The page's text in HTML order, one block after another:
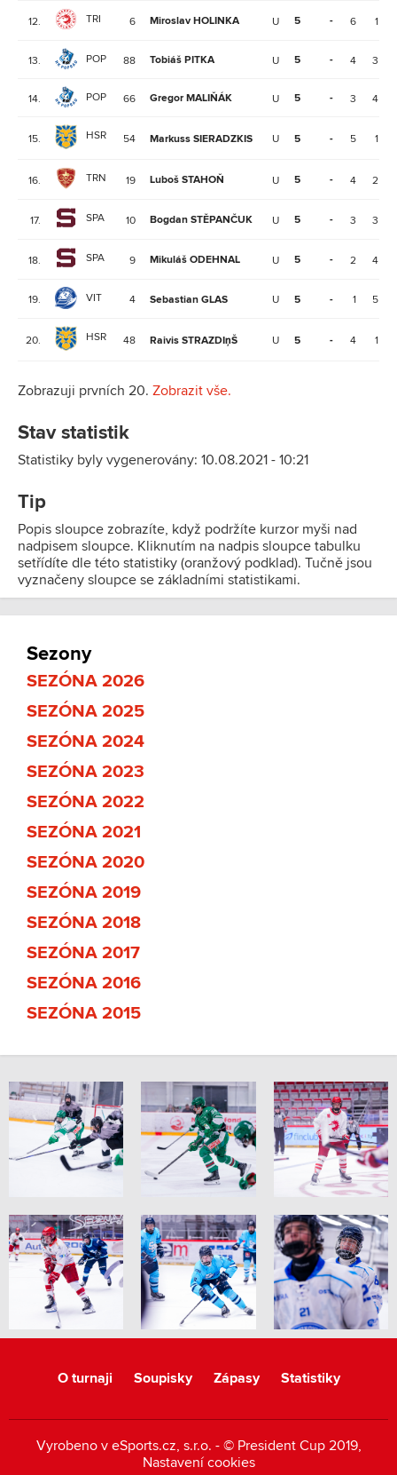
12. TRI 6 Miroslav HOLINKA U 5 - 6 1
13. POP 88 Tobiáš PITKA U 5 - 4 3
14. POP 66 Gregor MALIŇÁK U 5 - 3 4
15. HSR 54 Markuss SIERADZKIS U 5 - 5 1
16. TRN 19 Luboš STAHOŇ U 5 - 4 2
17. SPA 10 Bogdan STĚPANČUK U 5 - 3 3
18. SPA 9 Mikuláš ODEHNAL U 5 - 2 4
19. VIT 4 Sebastian GLAS U 5 - 1 5
20. HSR 48 Raivis STRAZDIņŠ U 5 - 4 1
Zobrazuji prvních 20. Zobrazit vše.
Stav statistik
Statistiky byly vygenerovány: 10.08.2021 - 10:21
Tip
Popis sloupce zobrazíte, když podržíte kurzor myši nad
nadpisem sloupce. Kliknutím na nadpis sloupce tabulku
setřídíte dle této statistiky (oranžový podklad). Tučně jsou
vyznačeny sloupce se základními statistikami.
Sezony
SEZÓNA 2026
SEZÓNA 2025
SEZÓNA 2024
SEZÓNA 2023
SEZÓNA 2022
SEZÓNA 2021
SEZÓNA 2020
SEZÓNA 2019
SEZÓNA 2018
SEZÓNA 2017
SEZÓNA 2016
SEZÓNA 2015
O turnaji Soupisky Zápasy Statistiky
Vyrobeno v eSports.cz, s.r.o. - © President Cup 2019,
Nastavení cookies